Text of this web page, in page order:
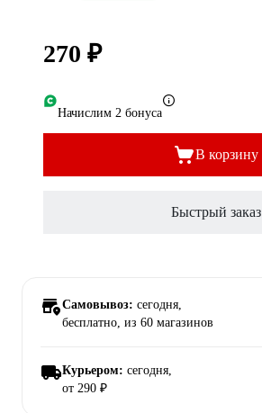
270 ₽
Начислим 2 бонуса
В корзину
Быстрый заказ
Самовывоз: сегодня,
бесплатно, из 60 магазинов
Курьером: сегодня,
от 290 ₽